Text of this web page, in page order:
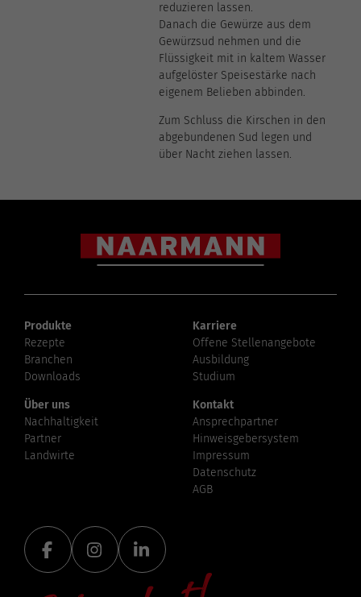
reduzieren lassen.
Danach die Gewürze aus dem
Gewürzsud nehmen und die
Flüssigkeit mit in kaltem Wasser
aufgelöster Speisestärke nach
eigenem Belieben abbinden.
Zum Schluss die Kirschen in den
abgebundenen Sud legen und
über Nacht ziehen lassen.
Produkte
Rezepte
Branchen
Downloads
Karriere
Offene Stellenangebote
Ausbildung
Studium
Über uns
Nachhaltigkeit
Partner
Landwirte
Kontakt
Ansprechpartner
Hinweisgebersystem
Impressum
Datenschutz
AGB